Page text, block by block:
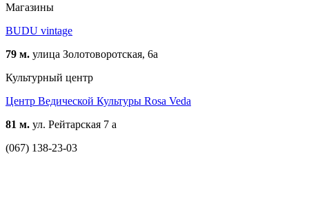
Магазины
BUDU vintage
79 м. улица Золотоворотская, 6a
Культурный центр
Центр Ведической Культуры Rosa Veda
81 м. ул. Рейтарская 7 а
(067) 138-23-03